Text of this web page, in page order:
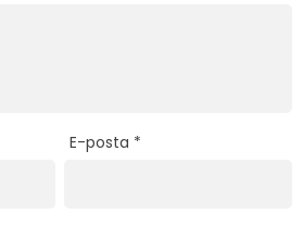
E-posta *